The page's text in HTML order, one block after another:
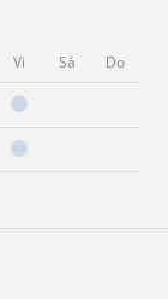
Vi Sá Do